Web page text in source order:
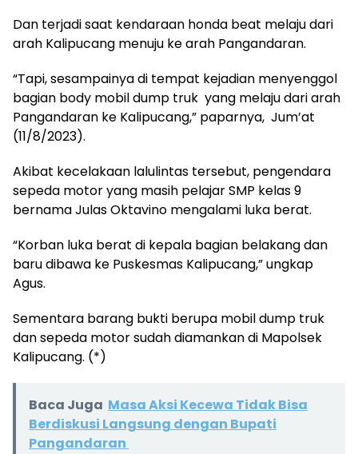
Dan terjadi saat kendaraan honda beat melaju dari
arah Kalipucang menuju ke arah Pangandaran.
“Tapi, sesampainya di tempat kejadian menyenggol
bagian body mobil dump truk yang melaju dari arah
Pangandaran ke Kalipucang,” paparnya, Jum’at
(11/8/2023).
Akibat kecelakaan lalulintas tersebut, pengendara
sepeda motor yang masih pelajar SMP kelas 9
bernama Julas Oktavino mengalami luka berat.
“Korban luka berat di kepala bagian belakang dan
baru dibawa ke Puskesmas Kalipucang,” ungkap
Agus.
Sementara barang bukti berupa mobil dump truk
dan sepeda motor sudah diamankan di Mapolsek
Kalipucang. (*)
Baca Juga Masa Aksi Kecewa Tidak Bisa
Berdiskusi Langsung dengan Bupati
Pangandaran